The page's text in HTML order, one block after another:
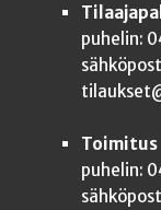
puhelin:
Toimitus
puhelin: